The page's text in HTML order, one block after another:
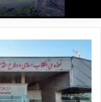
اسماعیل بقائی
شهدای مدرسه
شهیده ستایش
درس میناب در
حسین آقائی پور